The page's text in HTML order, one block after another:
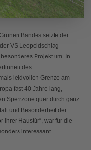
Bandes setzte der
VS Leopoldschlag
Projekt um. In
des
leidvollen Grenze am
fast 40 Jahre lang,
Sperrzone quer durch ganz
und Besonderheit der
ihrer Haustür“, war für die
interessant.